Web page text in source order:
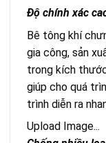
Độ chính xác
Bê tông khí
gia công, sản
trong kích
giúp cho quá
trình diễn ra
Upload Image...